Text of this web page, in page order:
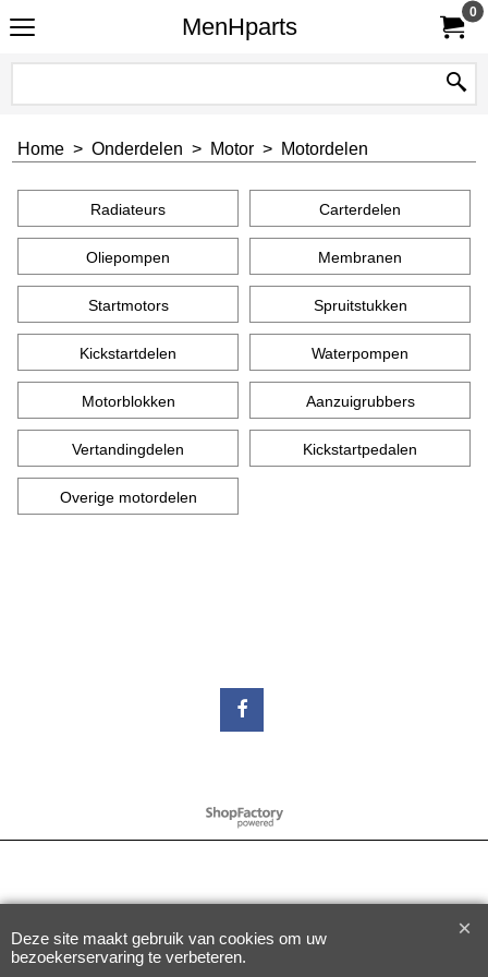
MenHparts
0
Home > Onderdelen > Motor > Motordelen
Radiateurs Carterdelen
Oliepompen Membranen
Startmotors Spruitstukken
Kickstartdelen Waterpompen
Motorblokken Aanzuigrubbers
Vertandingdelen Kickstartpedalen
Overige motordelen
Webwinkel gemaakt met
ShopFactory webwinkel
Deze site maakt gebruik van cookies om uw
bezoekerservaring te verbeteren.